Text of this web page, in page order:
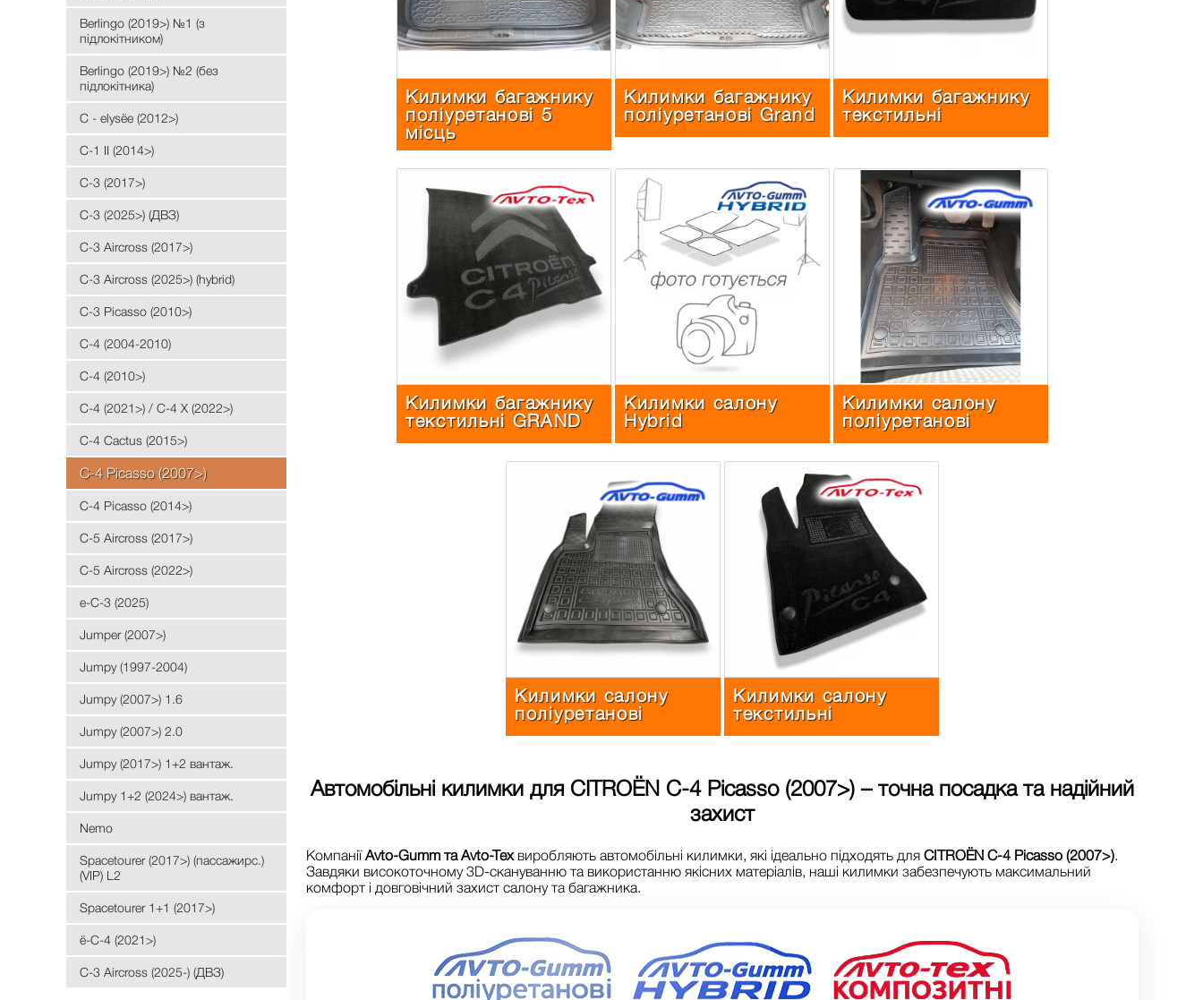
Berlingo (2019>) №1 (з
підлокітником)
Berlingo (2019>) №2 (без
підлокітника)
C - elysёе (2012>)
C-1 II (2014>)
C-3 (2017>)
C-3 (2025>) (ДВЗ)
C-3 Aircross (2017>)
C-3 Aircross (2025>) (hybrid)
C-3 Picasso (2010>)
C-4 (2004-2010)
C-4 (2010>)
C-4 (2021>) / C-4 X (2022>)
C-4 Cactus (2015>)
C-4 Picasso (2007>)
C-4 Picasso (2014>)
C-5 Aircross (2017>)
C-5 Aircross (2022>)
e-C-3 (2025)
Jumper (2007>)
Jumpy (1997-2004)
Jumpy (2007>) 1.6
Jumpy (2007>) 2.0
Jumpy (2017>) 1+2 вантаж.
Jumpy 1+2 (2024>) вантаж.
Nemo
Spacetourer (2017>) (пассажирс.)
(VIP) L2
Spacetourer 1+1 (2017>)
ё-C-4 (2021>)
С-3 Aircross (2025-) (ДВЗ)
Килимки багажнику
поліуретанові 5
місць
Килимки багажнику
поліуретанові Grand
Килимки багажнику
текстильні
Килимки багажнику
текстильні GRAND
Килимки салону
Hybrid
Килимки салону
поліуретанові
Килимки салону
поліуретанові
Килимки салону
текстильні
Автомобільні килимки для CITROЁN C-4 Picasso (2007>) – точна посадка та надійний
захист
КомпаніїAvto-Gumm та Avto-Texвиробляють автомобільні килимки, які ідеально підходять для CITROЁN C-4 Picasso (2007>).
Завдяки високоточному 3D-скануванню та використанню якісних матеріалів, наші килимки забезпечують максимальний
комфорт і довговічний захист салону та багажника.